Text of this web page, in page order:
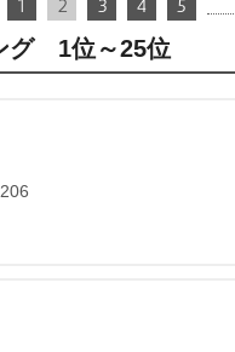
1 2 3 4 5
グ 1位～25位